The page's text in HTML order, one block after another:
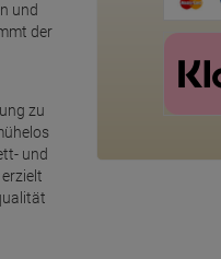
und
der
zu
und